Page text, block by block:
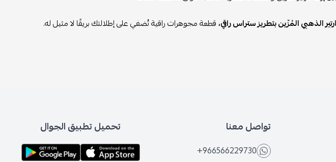
الذهبي المُزّين بتطريز ستراس راقي،قطعة مجوهرات راقية تُضفي على إطلالتك بريقًا لا مثيل له.
تواصل معنا
+966566229730
تحميل تطبيق الجوال